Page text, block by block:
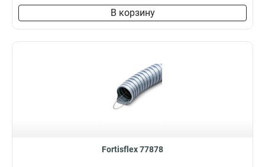
В корзину
Fortisflex 77878